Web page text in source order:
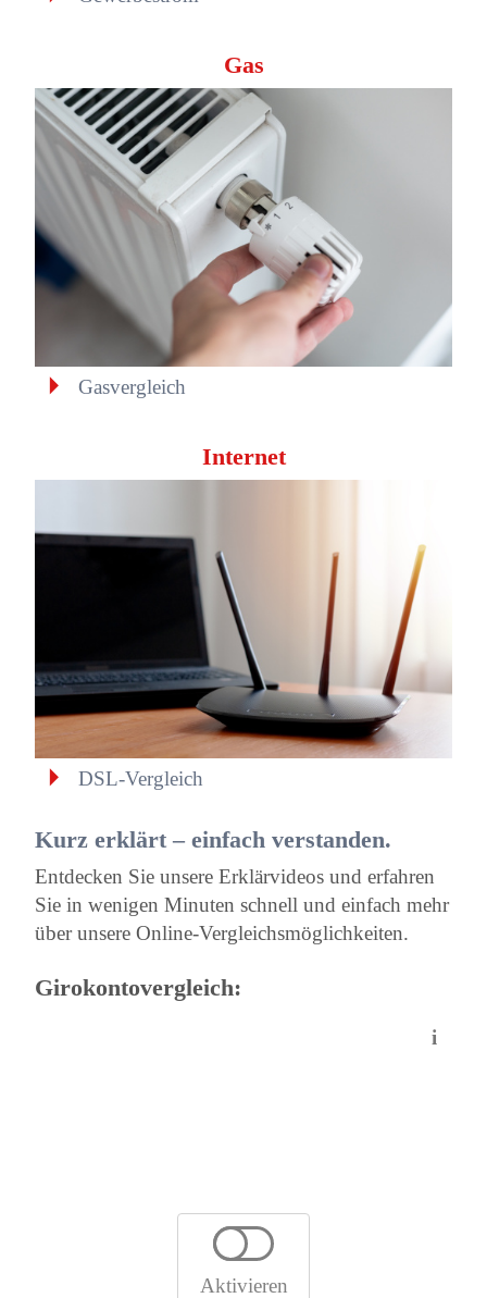
Gas
Gasvergleich
Internet
DSL-Vergleich
Kurz erklärt – einfach verstanden.
Entdecken Sie unsere Erklärvideos und erfahren
Sie in wenigen Minuten schnell und einfach mehr
über unsere Online-Vergleichsmöglichkeiten.
Girokontovergleich:
i
Aktivieren